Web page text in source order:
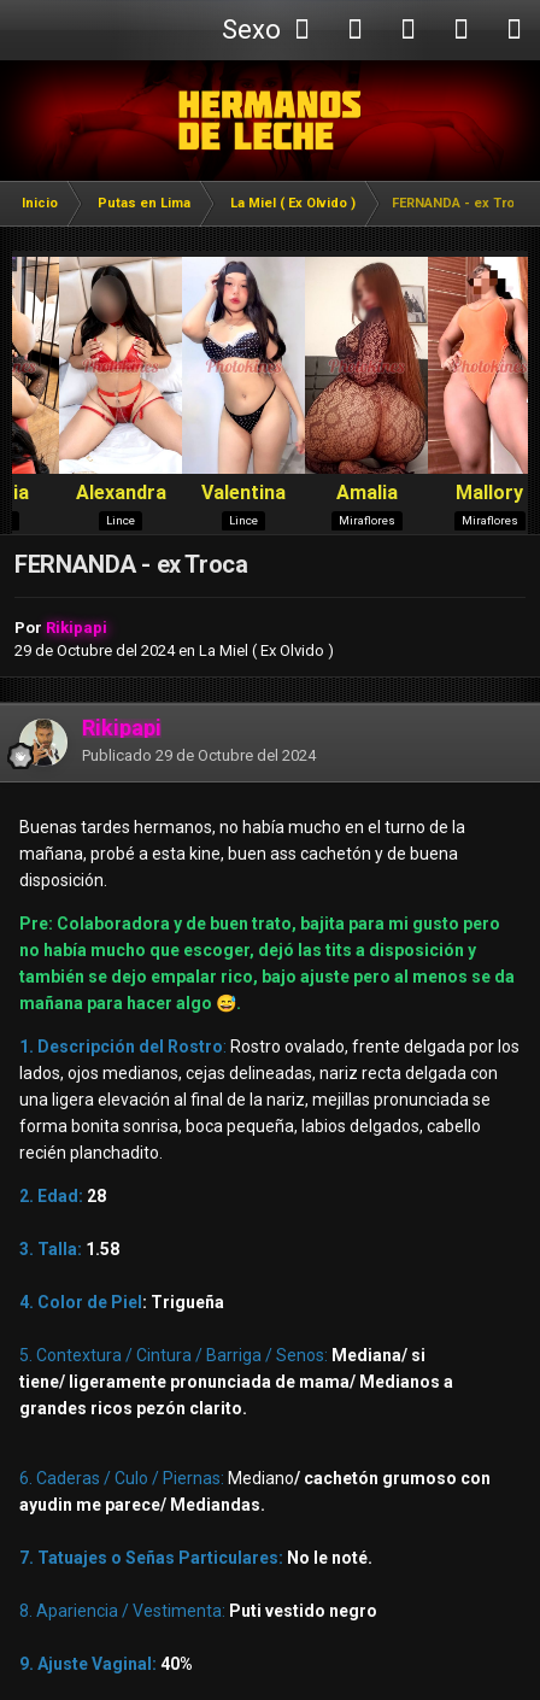
Sexo
Webcam
Inicio Putas en Lima La Miel ( Ex Olvido ) FERNANDA - ex Troca
FERNANDA - ex Troca
Por Rikipapi
29 de Octubre del 2024en La Miel ( Ex Olvido )
Rikipapi
Publicado 29 de Octubre del 2024
Buenas tardes hermanos, no había mucho en el turno de la
mañana, probé a esta kine, buen ass cachetón y de buena
disposición.
Pre: Colaboradora y de buen trato, bajita para mi gusto pero
no había mucho que escoger, dejó las tits a disposición y
también se dejo empalar rico, bajo ajuste pero al menos se da
mañana para hacer algo 😅.
1. Descripción del Rostro: Rostro ovalado, frente delgada por los
lados, ojos medianos, cejas delineadas, nariz recta delgada con
una ligera elevación al final de la nariz, mejillas pronunciada se
forma bonita sonrisa, boca pequeña, labios delgados, cabello
recién planchadito.
2. Edad: 28
3. Talla: 1.58
4. Color de Piel : Trigueña
5. Contextura / Cintura / Barriga / Senos: Mediana/ si
tiene/ ligeramente pronunciada de mama/ Medianos a
grandes ricos pezón clarito.
6. Caderas / Culo / Piernas: Mediano/ cachetón grumoso con
ayudin me parece/ Mediandas.
7. Tatuajes o Señas Particulares: No le noté.
8. Apariencia / Vestimenta: Puti vestido negro
9. Ajuste Vaginal: 40%